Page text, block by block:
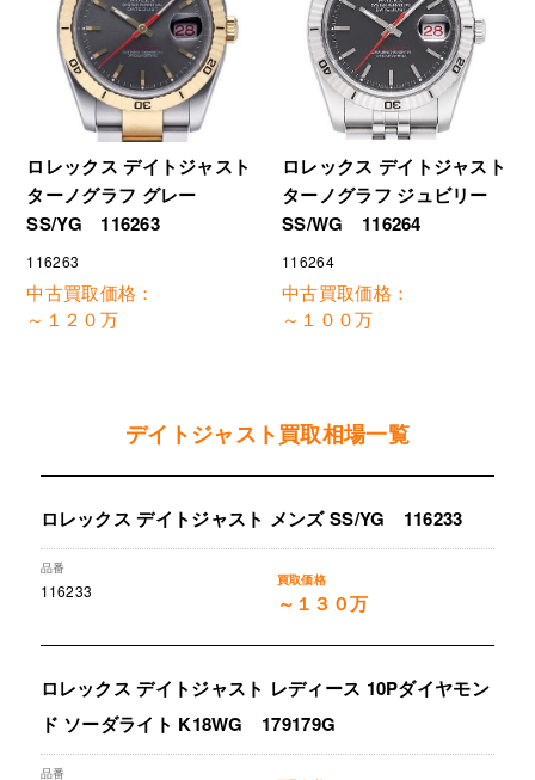
ロレックス デイトジャスト
ターノグラフ グレー
SS/YG 116263
116263
中古買取価格：
～１２０万
ロレックス デイトジャスト
ターノグラフ ジュビリー
SS/WG 116264
116264
中古買取価格：
～１００万
デイトジャスト買取相場一覧
ロレックス デイトジャスト メンズ SS/YG 116233
116233 ～１３０万
ロレックス デイトジャスト レディース 10Pダイヤモン
ド ソーダライト K18WG 179179G